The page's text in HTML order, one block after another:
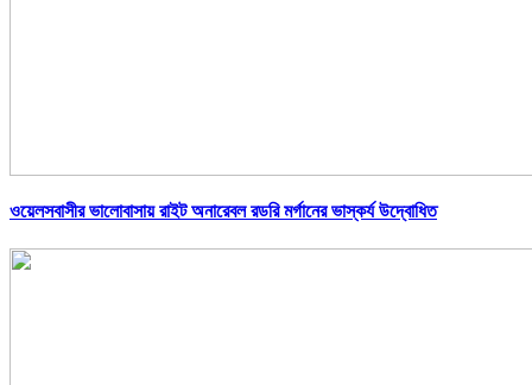
ওয়েলসবাসীর ভালোবাসায় রাইট অনারেবল রডরি মর্গানের ভাস্কর্য উদ্বোধিত